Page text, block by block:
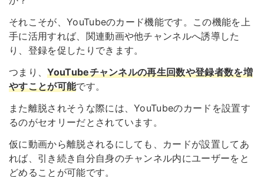
それこそが、YouTubeのカード機能です。この機能を上
手に活用すれば、関連動画や他チャンネルへ誘導した
り、登録を促したりできます。
つまり、YouTubeチャンネルの再生回数や登録者数を増
やすことが可能です。
また離脱されそうな際には、YouTubeのカードを設置す
るのがセオリーだとされています。
仮に動画から離脱されるにしても、カードが設置してあ
れば、引き続き自分自身のチャンネル内にユーザーをと
どめることが可能です。